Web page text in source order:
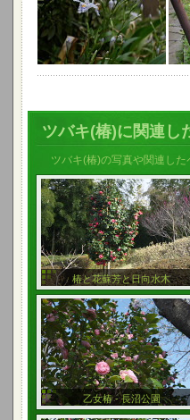
ツバキ(椿)に関連し
ツバキ(椿)の写真や関連した
椿と花蘇芳と日向水木
乙女椿 - 長沼公園